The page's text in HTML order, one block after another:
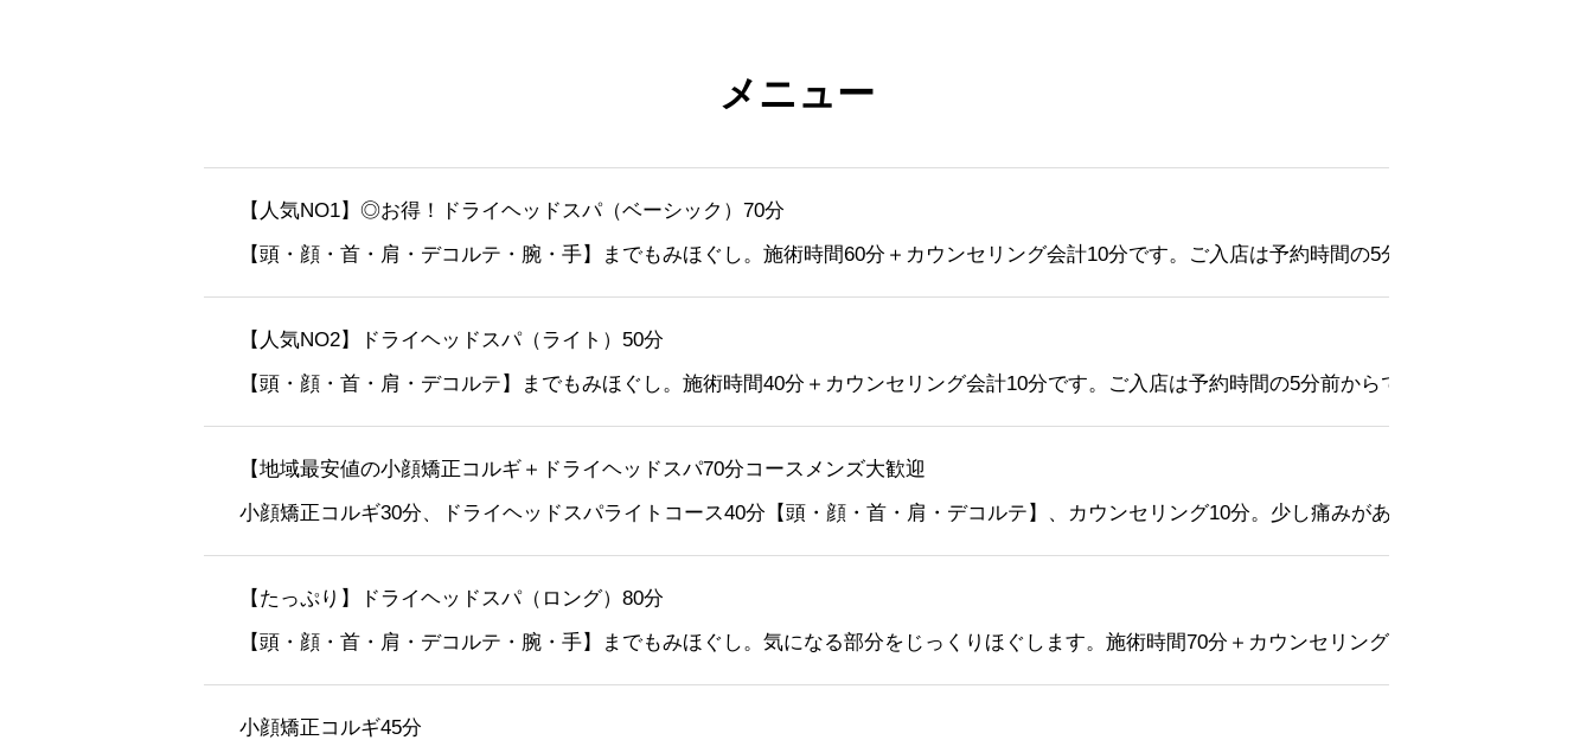
メニュー
【人気NO1】◎お得！ドライヘッドスパ（ベーシック）70分
【頭・顔・首・肩・デコルテ・腕・手】までもみほぐし。施術時間60分＋カウンセリング会計10分です。ご入店は予約時間の5分前からでお願いいた
【人気NO2】ドライヘッドスパ（ライト）50分
【頭・顔・首・肩・デコルテ】までもみほぐし。施術時間40分＋カウンセリング会計10分です。ご入店は予約時間の5分前からでお願いいたします。
【地域最安値の小顔矯正コルギ＋ドライヘッドスパ70分コースメンズ大歓迎
小顔矯正コルギ30分、ドライヘッドスパライトコース40分【頭・顔・首・肩・デコルテ】、カウンセリング10分。少し痛みがありますが顔周りの
【たっぷり】ドライヘッドスパ（ロング）80分
【頭・顔・首・肩・デコルテ・腕・手】までもみほぐし。気になる部分をじっくりほぐします。施術時間70分＋カウンセリング会計10分です。ご入
小顔矯正コルギ45分